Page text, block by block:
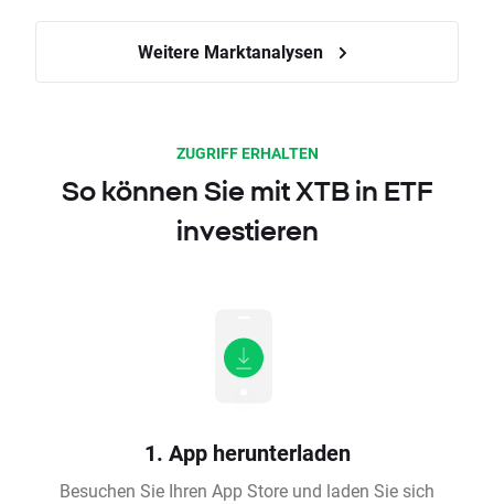
Weitere Marktanalysen
ZUGRIFF ERHALTEN
So können Sie mit XTB in ETF
investieren
1. App herunterladen
Besuchen Sie Ihren App Store und laden Sie sich